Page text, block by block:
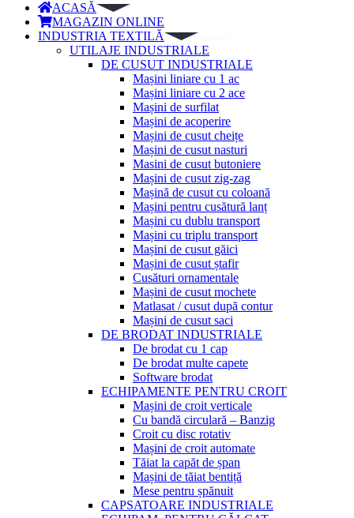
ACASĂ
MAGAZIN ONLINE
INDUSTRIA TEXTILĂ
UTILAJE INDUSTRIALE
DE CUSUT INDUSTRIALE
Mașini liniare cu 1 ac
Mașini liniare cu 2 ace
Mașini de surfilat
Mașini de acoperire
Mașini de cusut cheițe
Mașini de cusut nasturi
Masini de cusut butoniere
Mașini de cusut zig-zag
Mașină de cusut cu coloană
Mașini pentru cusătură lanț
Mașini cu dublu transport
Mașini cu triplu transport
Mașini de cusut găici
Mașini de cusut ștafir
Cusături ornamentale
Mașini de cusut mochete
Matlasat / cusut după contur
Mașini de cusut saci
DE BRODAT INDUSTRIALE
De brodat cu 1 cap
De brodat multe capete
Software brodat
ECHIPAMENTE PENTRU CROIT
Mașini de croit verticale
Cu bandă circulară – Banzig
Croit cu disc rotativ
Mașini de croit automate
Tăiat la capăt de șpan
Mașini de tăiat bentiță
Mese pentru șpănuit
CAPSATOARE INDUSTRIALE